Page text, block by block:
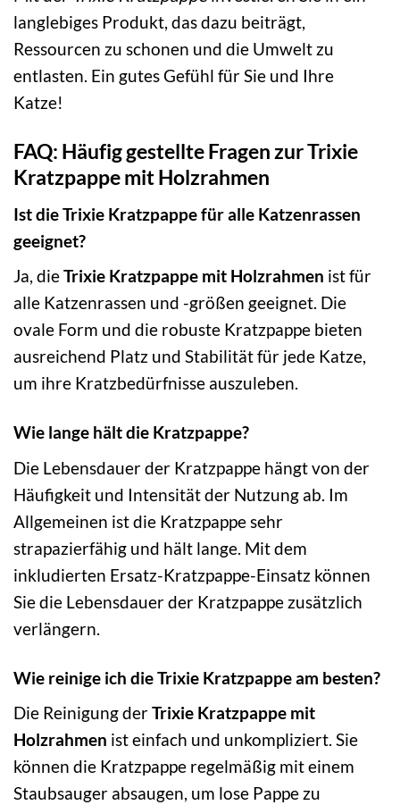
langlebiges Produkt, das dazu beiträgt,
Ressourcen zu schonen und die Umwelt zu
entlasten. Ein gutes Gefühl für Sie und Ihre
Katze!
FAQ: Häufig gestellte Fragen zur Trixie
Kratzpappe mit Holzrahmen
Ist die Trixie Kratzpappe für alle Katzenrassen
geeignet?
Ja, dieTrixie Kratzpappe mit Holzrahmen ist für
alle Katzenrassen und -größen geeignet. Die
ovale Form und die robuste Kratzpappe bieten
ausreichend Platz und Stabilität für jede Katze,
um ihre Kratzbedürfnisse auszuleben.
Wie lange hält die Kratzpappe?
Die Lebensdauer der Kratzpappe hängt von der
Häufigkeit und Intensität der Nutzung ab. Im
Allgemeinen ist die Kratzpappe sehr
strapazierfähig und hält lange. Mit dem
inkludierten Ersatz-Kratzpappe-Einsatz können
Sie die Lebensdauer der Kratzpappe zusätzlich
verlängern.
Wie reinige ich die Trixie Kratzpappe am besten?
Die Reinigung derTrixie Kratzpappe mit
Holzrahmen ist einfach und unkompliziert. Sie
können die Kratzpappe regelmäßig mit einem
Staubsauger absaugen, um lose Pappe zu